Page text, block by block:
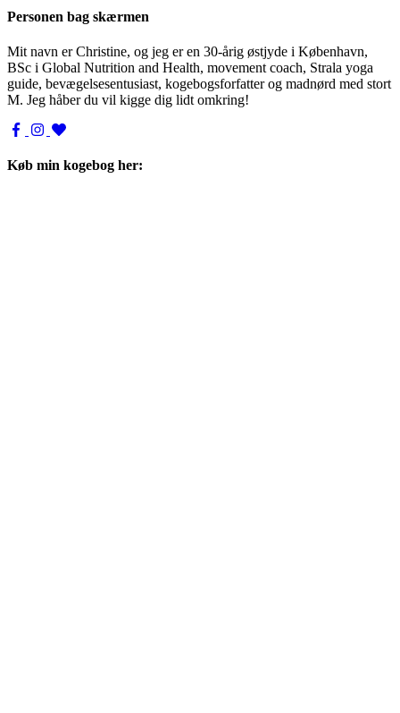
Personen bag skærmen
Mit navn er Christine, og jeg er en 30-årig østjyde i København,
BSc i Global Nutrition and Health, movement coach, Strala yoga
guide, bevægelsesentusiast, kogebogsforfatter og madnørd med stort
M. Jeg håber du vil kigge dig lidt omkring!
Køb min kogebog her: